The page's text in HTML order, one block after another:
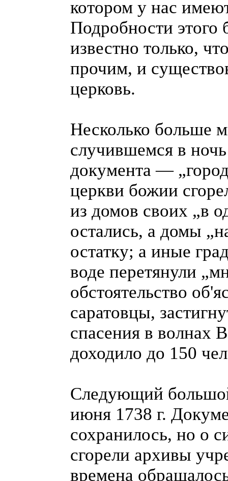
котором у нас
Подробности
известно только,
прочим, и
церковь.
Несколько больше
случившемся в
документа —
церкви божии
из домов своих „в
остались, а домы
остатку; а иные
воде перетянули
обстоятельство
саратовцы,
спасения в волнах
доходило до 150
Следующий
июня 1738 г.
сохранилось, но о
сгорели архивы
времена